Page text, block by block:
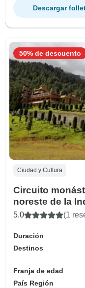
Descargar
Ciudad y Cultura
Circuito
noreste de la
5.0 (1
Duración
Destinos
Franja de edad
País Región
50% de descuento